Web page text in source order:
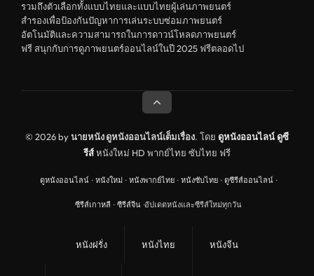
ดูหนังสารคดี Documentary
สยองขวัญ
ดูหนังอินเดีย India
ดูหนังจีนฮ่องกง Hong Kong
ดูหนังฝรั่งเศส France
ดูหนังฝรั่งแคนนาดา Canada
หนังรักโรแมนติก
อาชญากรรม
ดูหนังเพลง Music
รวมถึงตัวเลือกทั้งแบบไทยและแบบไทยผู้เล่นภาพยนตร์
สำรองเพื่อป้องกันปัญหาการเล่นระบบซ่อมภาพยนตร์
อัตโนมัติและความสามารถในการดาวน์โหลดภาพยนตร์
ฟรี สนุกกับการดูภาพยนตร์ออนไลน์ในปี 2025 ฟรีตลอดไป
© 2026 byนายหนัง ดูหนังออนไลน์เต็มเรื่อง. โดย ดูหนังออนไลน์ ดูซี
รีส์หนังใหม่ HD พากย์ไทย ซับไทย ฟรี
ดูหนังออนไลน์ · หนังใหม่ · หนังพากย์ไทย · หนังซับไทย · ดูซีรีส์ออนไลน์ ·
ซีรีส์เกาหลี · ซีรีส์จีน ·อัปเดตหนังและซีรีส์ใหม่ทุกวัน
หนังฝรั่ง หนังไทย หนังจีน